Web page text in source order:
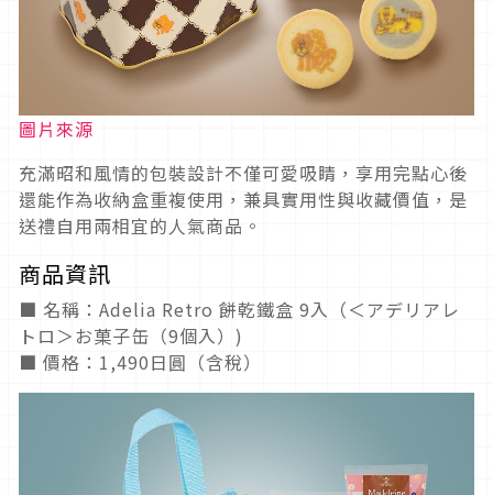
圖片來源
充滿昭和風情的包裝設計不僅可愛吸睛，享用完點心後
還能作為收納盒重複使用，兼具實用性與收藏價值，是
送禮自用兩相宜的人氣商品。
商品資訊
■ 名稱：Adelia Retro 餅乾鐵盒 9入（＜アデリアレ
トロ＞お菓子缶（9個入）)
■ 價格：1,490日圓（含稅）